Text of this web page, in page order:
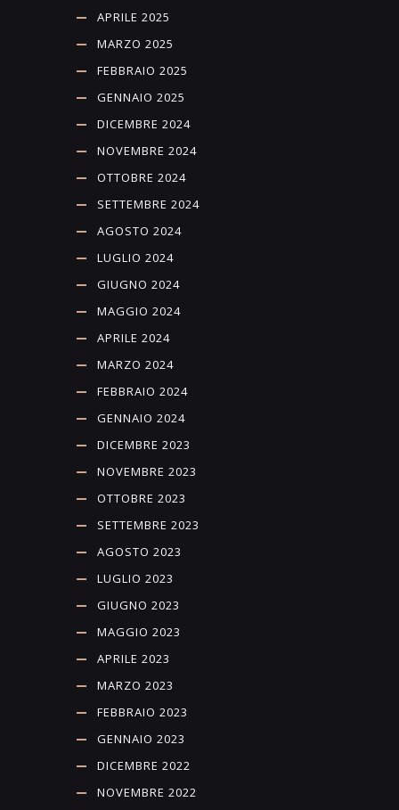
APRILE 2025
MARZO 2025
FEBBRAIO 2025
GENNAIO 2025
DICEMBRE 2024
NOVEMBRE 2024
OTTOBRE 2024
SETTEMBRE 2024
AGOSTO 2024
LUGLIO 2024
GIUGNO 2024
MAGGIO 2024
APRILE 2024
MARZO 2024
FEBBRAIO 2024
GENNAIO 2024
DICEMBRE 2023
NOVEMBRE 2023
OTTOBRE 2023
SETTEMBRE 2023
AGOSTO 2023
LUGLIO 2023
GIUGNO 2023
MAGGIO 2023
APRILE 2023
MARZO 2023
FEBBRAIO 2023
GENNAIO 2023
DICEMBRE 2022
NOVEMBRE 2022